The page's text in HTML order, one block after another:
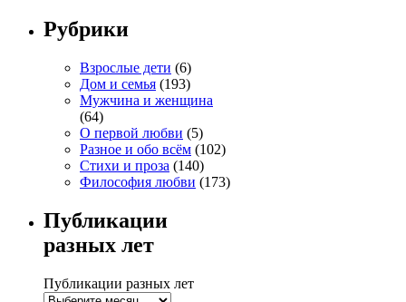
Рубрики
Взрослые дети (6)
Дом и семья (193)
Мужчина и женщина
(64)
О первой любви (5)
Разное и обо всём (102)
Стихи и проза (140)
Философия любви (173)
Публикации
разных лет
Публикации разных лет